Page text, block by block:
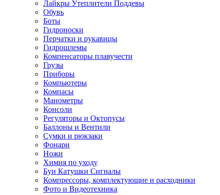
Лайкры Утеплители Поддевы
Обувь
Боты
Гидроноски
Перчатки и рукавицы
Гидрошлемы
Компенсаторы плавучести
Грузы
Приборы
Компьютеры
Компасы
Манометры
Консоли
Регуляторы и Октопусы
Баллоны и Вентили
Сумки и рюкзаки
Фонари
Ножи
Химия по уходу
Буи Катушки Сигналы
Компрессоры, комплектующие и расходники
Фото и Видеотехника